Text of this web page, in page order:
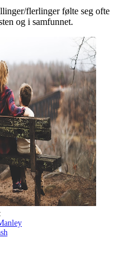
flerlinger følte seg ofte
og i samfunnet.